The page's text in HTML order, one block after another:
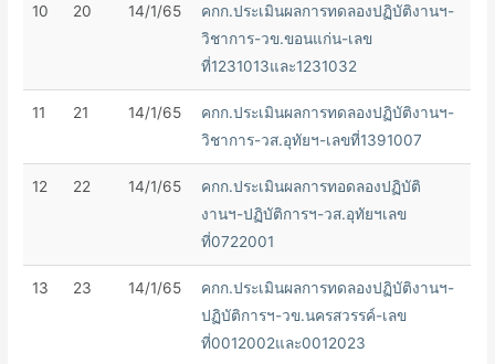
10 20 14/1/65
คกก.ประเมินผลการทดลองปฏิบัติงานฯ-
วิชาการ-วข.ขอนแก่น-เลข
ที่1231013และ1231032
11 21 14/1/65
คกก.ประเมินผลการทดลองปฏิบัติงานฯ-
วิชาการ-วส.อุทัยฯ-เลขที่1391007
12 22 14/1/65
คกก.ประเมินผลการทอดลองปฏิบัติ
งานฯ-ปฏิบัติการฯ-วส.อุทัยฯเลข
ที่0722001
13 23 14/1/65
คกก.ประเมินผลการทดลองปฏิบัติงานฯ-
ปฏิบัติการฯ-วข.นครสวรรค์-เลข
ที่0012002และ0012023